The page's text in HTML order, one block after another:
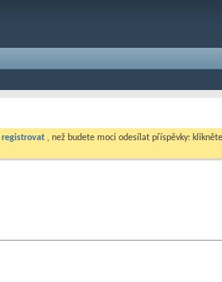
registrovat , než budete moci odesílat příspěvky: